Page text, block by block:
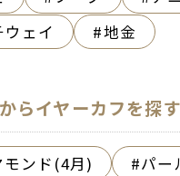
ェイ
地金
らイヤーカフを探す
モンド(4月)
パー